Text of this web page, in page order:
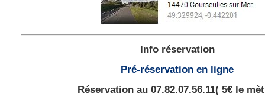
Info réservation
Pré-réservation en ligne
Réservation au 07.82.07.56.11( 5€ le